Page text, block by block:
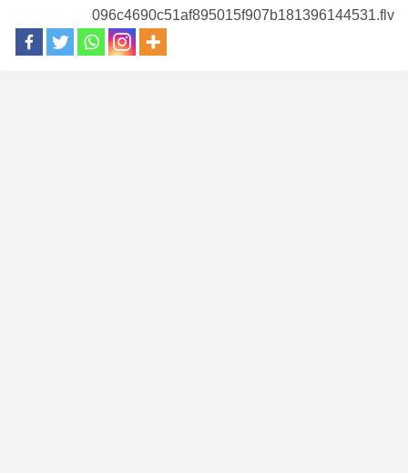
096c4690c51af895015f907b181396144531.flv